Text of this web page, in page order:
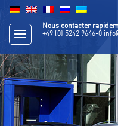
Nous contacter
+49 (0) 5242 9646-0